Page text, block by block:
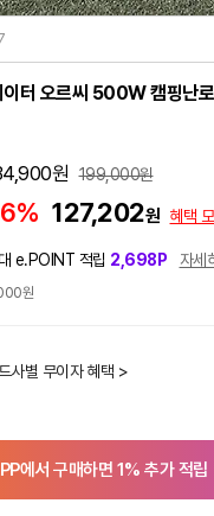
이터 오르씨 500W 캠핑난
원 199,000원
127,202원 혜택
e.POINT 적립 2,698P
자세
원
사별 무이자 혜택 >
에서 구매하면 1% 추가 적립